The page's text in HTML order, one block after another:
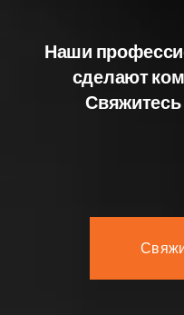
Наши
сделают
Свяжитесь